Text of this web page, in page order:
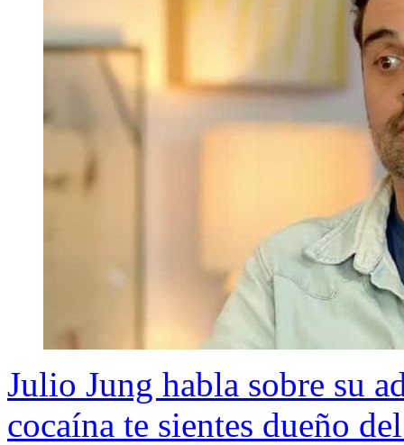
Julio Jung habla sobre su
cocaína te sientes dueño